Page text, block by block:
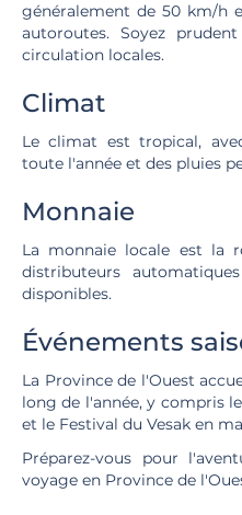
généralement de 50 km/h
autoroutes. Soyez
circulation locales.
Climat
Le climat est tropical,
toute l'année et des pluies
Monnaie
La monnaie locale est la
distributeurs
disponibles.
Événements
La Province de l'Ouest
long de l'année, y compris
et le Festival du Vesak en
Préparez-vous pour
voyage en Province de